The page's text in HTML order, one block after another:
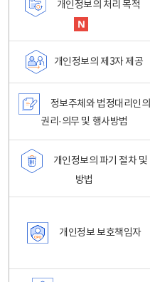
개인정보의 처리 목적
개인정보의 제3자 제공
정보주체와 법정대리인의
권리·의무 및 행사방법
개인정보의 파기 절차 및
방법
개인정보 보호책임자